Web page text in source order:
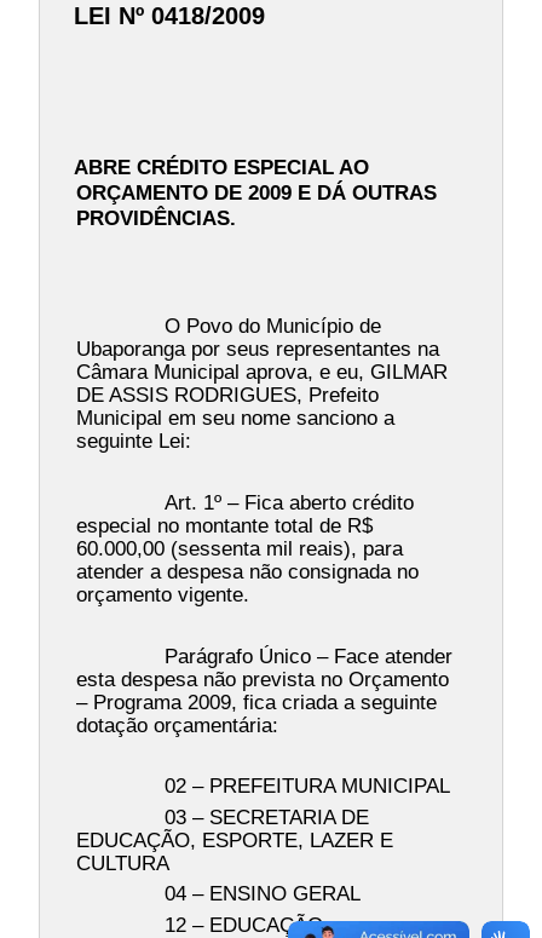
LEI Nº 0418/2009
ABRE CRÉDITO ESPECIAL AO
ORÇAMENTO DE 2009 E DÁ OUTRAS
PROVIDÊNCIAS.
O Povo do Município de
Ubaporanga por seus representantes na
Câmara Municipal aprova, e eu, GILMAR
DE ASSIS RODRIGUES, Prefeito
Municipal em seu nome sanciono a
seguinte Lei:
Art. 1º – Fica aberto crédito
especial no montante total de R$
60.000,00 (sessenta mil reais), para
atender a despesa não consignada no
orçamento vigente.
Parágrafo Único – Face atender
esta despesa não prevista no Orçamento
– Programa 2009, fica criada a seguinte
dotação orçamentária:
02 – PREFEITURA MUNICIPAL
03 – SECRETARIA DE
EDUCAÇÃO, ESPORTE, LAZER E
CULTURA
04 – ENSINO GERAL
12 – EDUCAÇÃO